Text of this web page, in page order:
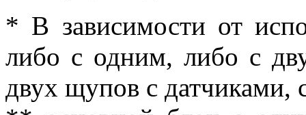
* В зависимости от
либо с одним, либо с
двух щупов с датчиками,